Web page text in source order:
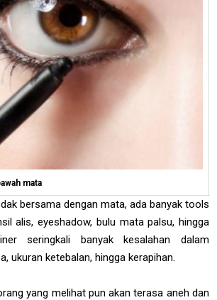
mata
bersama dengan mata, ada banyak tools
alis, eyeshadow, bulu mata palsu, hingga
seringkali banyak kesalahan dalam
ukuran ketebalan, hingga kerapihan.
yang melihat pun akan terasa aneh dan